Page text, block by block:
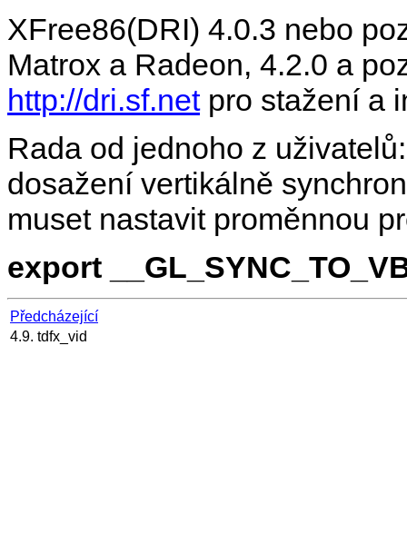
XFree86(DRI) 4.0.3 nebo
Matrox a Radeon, 4.2.0 a
http://dri.sf.netpro stažení a
Rada od jednoho z
dosažení vertikálně
muset nastavit proměnnou
export
Předcházející
4.9. tdfx_vid